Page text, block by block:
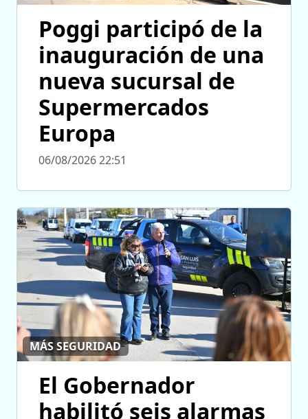
Poggi participó de la
inauguración de una
nueva sucursal de
Supermercados
Europa
06/08/2026 22:51
MÁS SEGURIDAD
El Gobernador
habilitó seis alarmas